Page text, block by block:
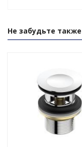
Не забудьте